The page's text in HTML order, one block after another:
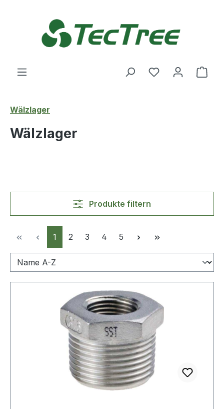
Du hast 0
Wälzlager
Wälzlager
Produkte filtern
Seite
1 Seite
2 Seite
3 Seite
4 Seite
5